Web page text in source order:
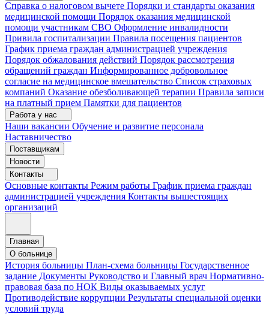
Справка о налоговом вычете Порядки и стандарты оказания
медицинской помощи Порядок оказания медицинской
помощи участникам СВО Оформление инвалидности
Привила госпитализации Правила посещения пациентов
График приема граждан администрацией учреждения
Порядок обжалования действий Порядок рассмотрения
обращений граждан Информированное добровольное
согласие на медицинское вмешательство Список страховых
компаний Оказание обезболивающей терапии Правила записи
на платный прием Памятки для пациентов
Работа у нас
Наши вакансии Обучение и развитие персонала
Наставничество
Поставщикам
Новости
Контакты
Основные контакты Режим работы График приема граждан
администрацией учреждения Контакты вышестоящих
организаций
Главная
О больнице
История больницы План-схема больницы Государственное
задание Документы Руководство и Главный врач Нормативно-
правовая база по НОК Виды оказываемых услуг
Противодействие коррупции Результаты специальной оценки
условий труда